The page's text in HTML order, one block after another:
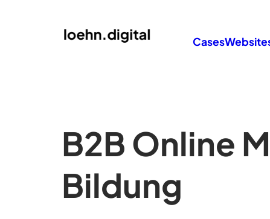
Cases
B2B Online
Bildung